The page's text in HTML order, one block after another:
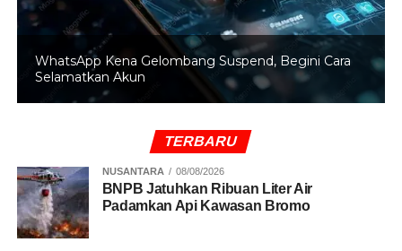
melakukan pengejaran intensif terhadap pelaku ayah
kandung yang masih buron untuk segera
mempertanggungjawabkan perbuatannya. Kasus ini
menjadi pengingat akan pentingnya perlindungan anak
dan penanganan tuntas terhadap kasus kekerasan
RELATED TOPICS:
BRIN Ingatkan Orbit Bumi Makin Padat Ancaman
Tabrakan Satelit Mengintai
TERBARU
NUSANTARA 08/08/2026
BNPB Jatuhkan Ribuan Liter Air
Padamkan Api Kawasan Bromo